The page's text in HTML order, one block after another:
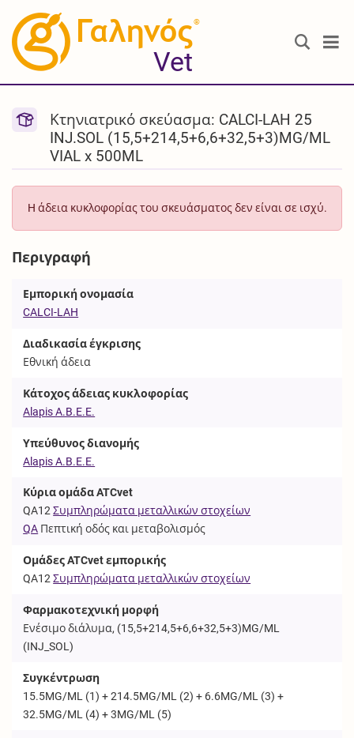
®
Vet
Κτηνιατρικό σκεύασμα: CALCI-LAH 25
INJ.SOL (15,5+214,5+6,6+32,5+3)MG/ML
VIAL x 500ML
H άδεια κυκλοφορίας του σκευάσματος δεν είναι σε ισχύ.
Περιγραφή
Εμπορική ονομασία
CALCI-LAH
Διαδικασία έγκρισης
Εθνική άδεια
Κάτοχος άδειας κυκλοφορίας
Alapis A.B.E.E.
Υπεύθυνος διανομής
Alapis A.B.E.E.
Κύρια ομάδα ATCvet
QA12Συμπληρώματα μεταλλικών στοχείων
QA Πεπτική οδός και μεταβολισμός
Ομάδες ATCvet εμπορικής
QA12 Συμπληρώματα μεταλλικών στοχείων
Φαρμακοτεχνική μορφή
Ενέσιμο διάλυμα, (15,5+214,5+6,6+32,5+3)MG/ML
(INJ_SOL)
Συγκέντρωση
15.5MG/ML (1) + 214.5MG/ML (2) + 6.6MG/ML (3) +
32.5MG/ML (4) + 3MG/ML (5)